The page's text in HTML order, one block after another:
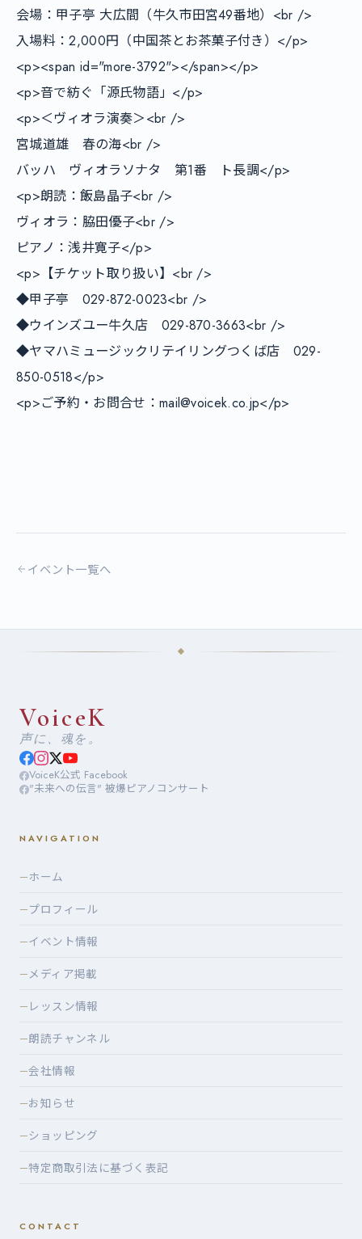
会場：甲子亭 大広間（牛久市田宮49番地）<br />
入場料：2,000円（中国茶とお茶菓子付き）</p>
<p><span id="more-3792"></span></p>
<p>音で紡ぐ「源氏物語」</p>
<p>＜ヴィオラ演奏＞<br />
宮城道雄　春の海<br />
バッハ　ヴィオラソナタ　第1番　ト長調</p>
<p>朗読：飯島晶子<br />
ヴィオラ：脇田優子<br />
ピアノ：浅井寛子</p>
<p>【チケット取り扱い】<br />
◆甲子亭　029-872-0023<br />
◆ウインズユー牛久店　029-870-3663<br />
◆ヤマハミュージックリテイリングつくば店　029-
850-0518</p>
<p>ご予約・お問合せ：mail@voicek.co.jp</p>
イベント一覧へ
VoiceK
声に、魂を。
VoiceK公式 Facebook
"未来への伝言" 被爆ピアノコンサート
NAVIGATION
—ホーム
—プロフィール
—イベント情報
—メディア掲載
— レッスン情報
—朗読チャンネル
—会社情報
—お知らせ
—ショッピング
—特定商取引法に基づく表記
CONTACT